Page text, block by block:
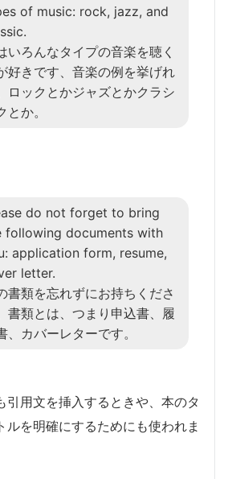
of music: rock, jazz, and
いろんなタイプの音楽を聴く
好きです、音楽の例を挙げれ
ロックとかジャズとかクラシ
とか。
do not forget to bring
following documents with
application form, resume,
letter.
書類を忘れずにお持ちくださ
書類とは、つまり申込書、履
、カバーレターです。
引用文を挿入するときや、本のタ
ルを明確にするためにも使われま